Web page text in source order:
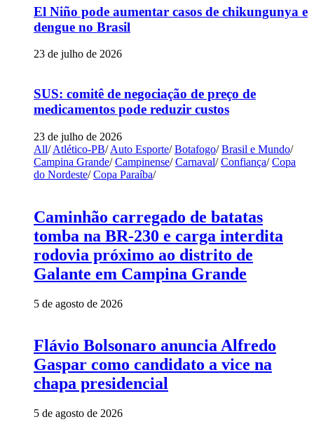
El Niño pode aumentar casos de chikungunya e
dengue no Brasil
23 de julho de 2026
SUS: comitê de negociação de preço de
medicamentos pode reduzir custos
23 de julho de 2026
All/ Atlético-PB/ Auto Esporte/ Botafogo/ Brasil e Mundo/
Campina Grande/ Campinense/ Carnaval/ Confiança/ Copa
do Nordeste/ Copa Paraíba/
Caminhão carregado de batatas
tomba na BR-230 e carga interdita
rodovia próximo ao distrito de
Galante em Campina Grande
5 de agosto de 2026
Flávio Bolsonaro anuncia Alfredo
Gaspar como candidato a vice na
chapa presidencial
5 de agosto de 2026